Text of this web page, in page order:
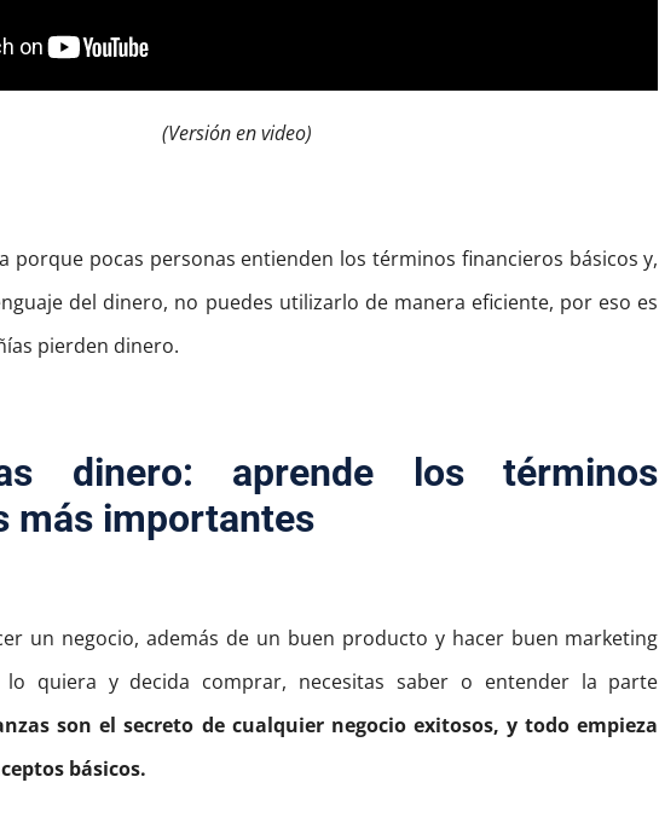
(Versión en video)
porque pocas personas entienden los términos financieros básicos y,
del dinero, no puedes utilizarlo de manera eficiente, por eso es
pierden dinero.
dinero: aprende los términos
más importantes
un negocio, además de un buen producto y hacer buen marketing
quiera y decida comprar, necesitas saber o entender la parte
son el secreto de cualquier negocio exitosos, y todo empieza
básicos.